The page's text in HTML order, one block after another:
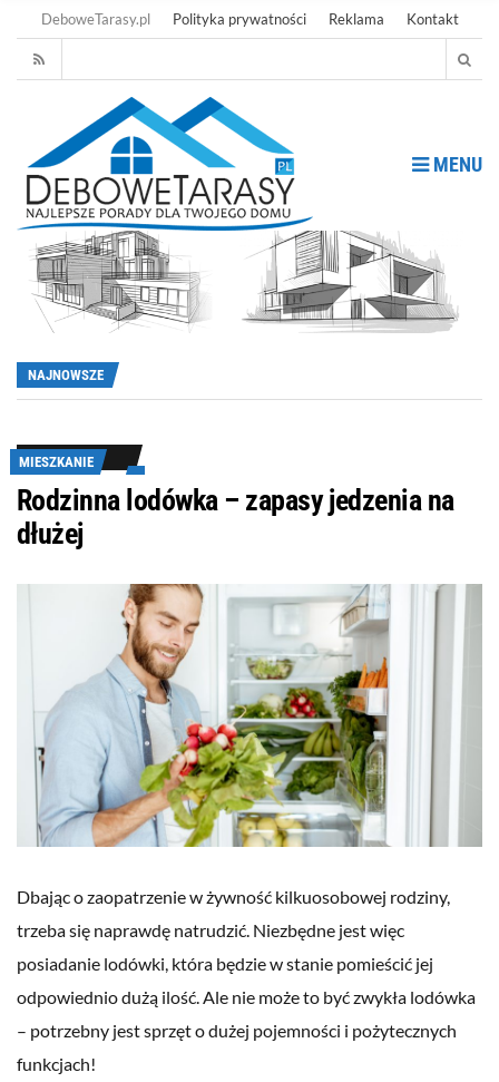
DeboweTarasy.pl Polityka prywatności Reklama Kontakt
MENU
NAJNOWSZE
MIESZKANIE
Rodzinna lodówka – zapasy jedzenia na
dłużej
Dbając o zaopatrzenie w żywność kilkuosobowej rodziny,
trzeba się naprawdę natrudzić. Niezbędne jest więc
posiadanie lodówki, która będzie w stanie pomieścić jej
odpowiednio dużą ilość. Ale nie może to być zwykła lodówka
– potrzebny jest sprzęt o dużej pojemności i pożytecznych
funkcjach!